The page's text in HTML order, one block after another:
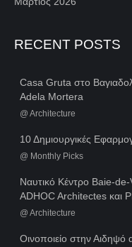
RECENT POSTS
Casa Gruta στο
Adela Mortera
@ Architecture
10 Δημιουργικές
@ Monthly Picks
Ναυτικό Κέντρο Baie-
ADHOC Architectes και
@ Architecture
Οινοποιείο στην